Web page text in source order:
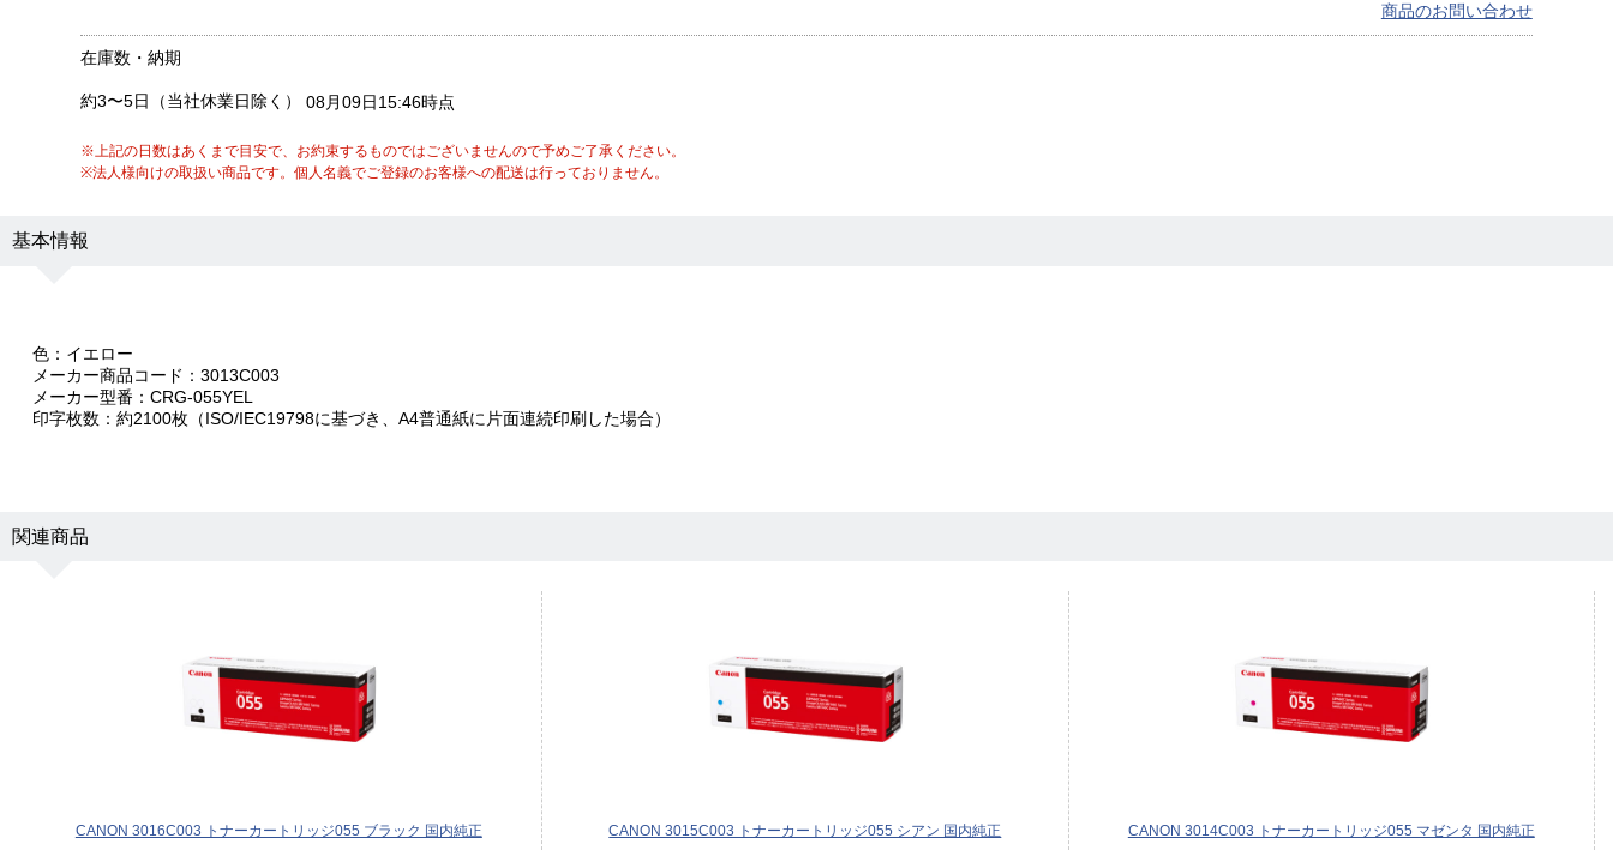
商品のお問い合わせ
在庫数・納期
約3〜5日（当社休業日除く） 08月09日15:46時点
※上記の日数はあくまで目安で、お約束するものではございませんので予めご了承ください。
※法人様向けの取扱い商品です。個人名義でご登録のお客様への配送は行っておりません。
基本情報
色：イエロー
メーカー商品コード：3013C003
メーカー型番：CRG-055YEL
印字枚数：約2100枚（ISO/IEC19798に基づき、A4普通紙に片面連続印刷した場合）
関連商品
CANON 3016C003 トナーカートリッジ055 ブラック 国内純正 CANON 3015C003 トナーカートリッジ055 シアン 国内純正 CANON 3014C003 トナーカートリッジ055 マゼンタ 国内純正